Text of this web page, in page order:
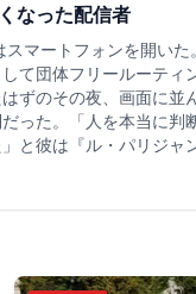
なった配信者
マートフォンを開い
て団体フリールーティ
ずのその夜、画面に並
った。「人を本当に判
と彼は『ル・パリジャ